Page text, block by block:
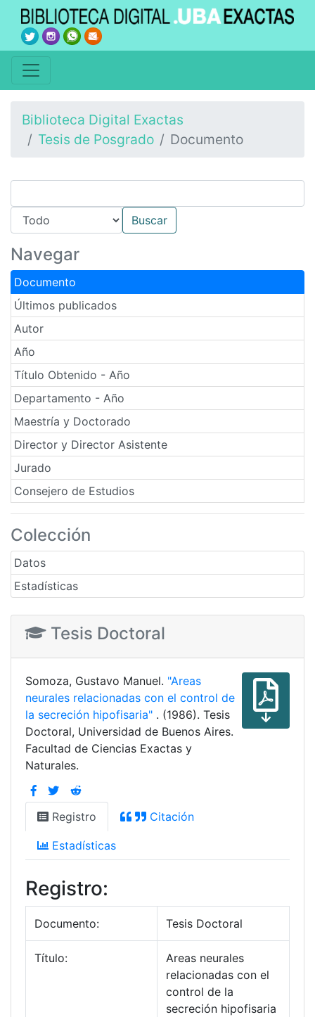
Biblioteca Digital Exactas
Tesis de Posgrado
Documento
Navegar
Documento
Últimos publicados
Autor
Año
Título Obtenido - Año
Departamento - Año
Maestría y Doctorado
Director y Director Asistente
Jurado
Consejero de Estudios
Colección
Datos
Estadísticas
Tesis Doctoral
Somoza, Gustavo Manuel. "Areas
neurales relacionadas con el control de
la secreción hipofisaria" . (1986). Tesis
Doctoral, Universidad de Buenos Aires.
Facultad de Ciencias Exactas y
Naturales.
Registro Citación
Estadísticas
Registro:
Documento: Tesis Doctoral
Título:
Areas neurales
relacionadas con el
control de la
secreción hipofisaria